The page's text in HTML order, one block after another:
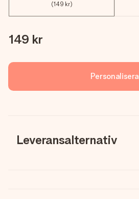
(149 kr)
149 kr
Personalisera
Leveransalternativ